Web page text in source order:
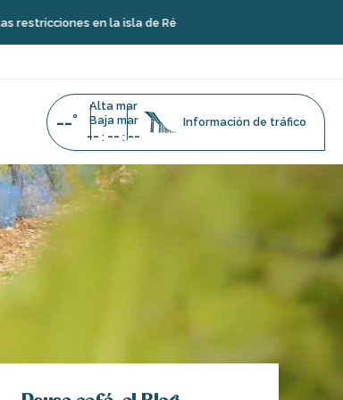
en la isla de Ré
--°
Alta mar
Baja mar
-- : -- : --
Información de tráfico